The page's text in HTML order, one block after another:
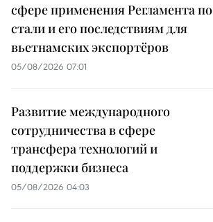
сфере применения Регламента по
стали и его последствиям для
вьетнамских экспортёров
05/08/2026 07:01
Развитие международного
сотрудничества в сфере
трансфера технологий и
поддержки бизнеса
05/08/2026 04:03